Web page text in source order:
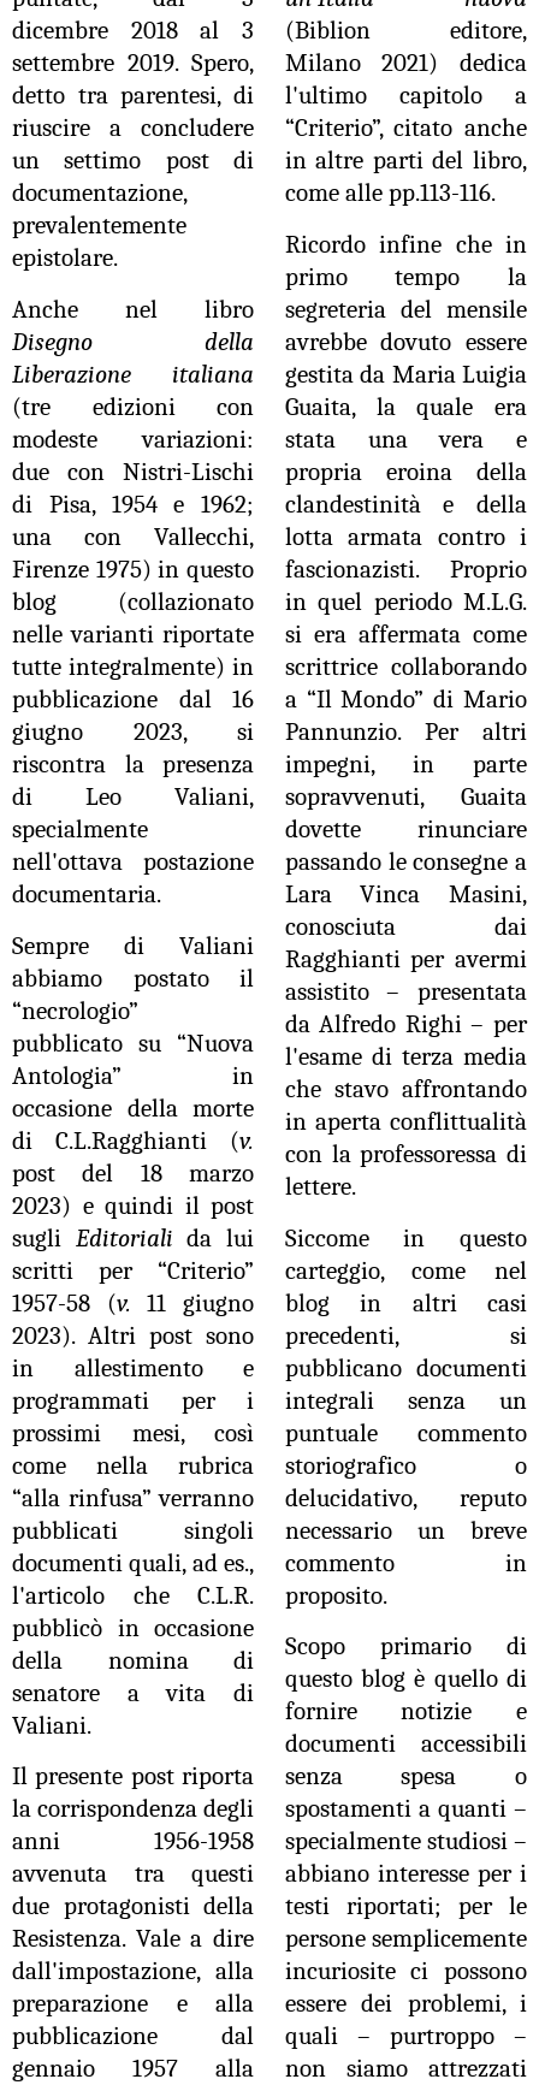
dicembre 2018 al 3
settembre 2019. Spero,
detto tra parentesi, di
riuscire a concludere
un settimo post di
documentazione,
prevalentemente
epistolare.
Anche nel libro
Disegno della
Liberazione italiana
(tre edizioni con
modeste variazioni:
due con Nistri-Lischi
di Pisa, 1954 e 1962;
una con Vallecchi,
Firenze 1975) in questo
blog (collazionato
nelle varianti riportate
tutte integralmente) in
pubblicazione dal 16
giugno 2023, si
riscontra la presenza
di Leo Valiani,
specialmente
nell'ottava postazione
documentaria.
Sempre di Valiani
abbiamo postato il
“necrologio”
pubblicato su “Nuova
Antologia” in
occasione della morte
di C.L.Ragghianti (v.
post del 18 marzo
2023) e quindi il post
sugli Editoriali da lui
scritti per “Criterio”
1957-58 (v. 11 giugno
2023). Altri post sono
in allestimento e
programmati per i
prossimi mesi, così
come nella rubrica
“alla rinfusa” verranno
pubblicati singoli
documenti quali, ad es.,
l'articolo che C.L.R.
pubblicò in occasione
della nomina di
senatore a vita di
Valiani.
Il presente post riporta
la corrispondenza degli
anni 1956-1958
avvenuta tra questi
due protagonisti della
Resistenza. Vale a dire
dall'impostazione, alla
preparazione e alla
pubblicazione dal
gennaio 1957 alla
(Biblion editore,
Milano 2021) dedica
l'ultimo capitolo a
“Criterio”, citato anche
in altre parti del libro,
come alle pp.113-116.
Ricordo infine che in
primo tempo la
segreteria del mensile
avrebbe dovuto essere
gestita da Maria Luigia
Guaita, la quale era
stata una vera e
propria eroina della
clandestinità e della
lotta armata contro i
fascionazisti. Proprio
in quel periodo M.L.G.
si era affermata come
scrittrice collaborando
a “Il Mondo” di Mario
Pannunzio. Per altri
impegni, in parte
sopravvenuti, Guaita
dovette rinunciare
passando le consegne a
Lara Vinca Masini,
conosciuta dai
Ragghianti per avermi
assistito – presentata
da Alfredo Righi – per
l'esame di terza media
che stavo affrontando
in aperta conflittualità
con la professoressa di
lettere.
Siccome in questo
carteggio, come nel
blog in altri casi
precedenti, si
pubblicano documenti
integrali senza un
puntuale commento
storiografico o
delucidativo, reputo
necessario un breve
commento in
proposito.
Scopo primario di
questo blog è quello di
fornire notizie e
documenti accessibili
senza spesa o
spostamenti a quanti –
specialmente studiosi –
abbiano interesse per i
testi riportati; per le
persone semplicemente
incuriosite ci possono
essere dei problemi, i
quali – purtroppo –
non siamo attrezzati